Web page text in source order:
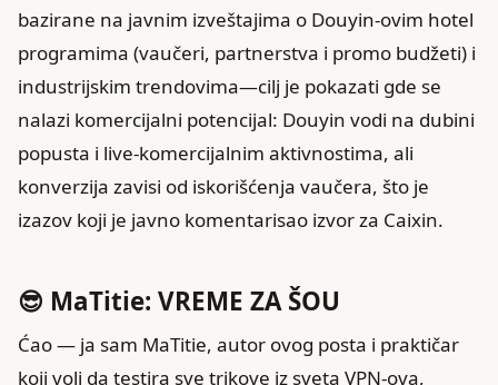
bazirane na javnim izveštajima o Douyin-ovim hotel
programima (vaučeri, partnerstva i promo budžeti) i
industrijskim trendovima—cilj je pokazati gde se
nalazi komercijalni potencijal: Douyin vodi na dubini
popusta i live-komercijalnim aktivnostima, ali
konverzija zavisi od iskorišćenja vaučera, što je
izazov koji je javno komentarisao izvor za Caixin.
😎 MaTitie: VREME ZA ŠOU
Ćao — ja sam MaTitie, autor ovog posta i praktičar
koji voli da testira sve trikove iz sveta VPN-ova,